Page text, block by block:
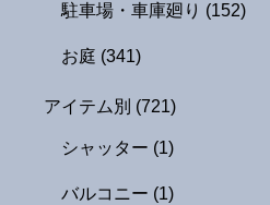
駐車場・車庫廻り (152)
お庭 (341)
アイテム別 (721)
シャッター (1)
バルコニー (1)